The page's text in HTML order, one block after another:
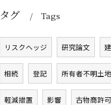
タグ Tags
リスクヘッジ 研究論文
相続 登記 所有者不明土地
軽減措置 影響 古物商許可